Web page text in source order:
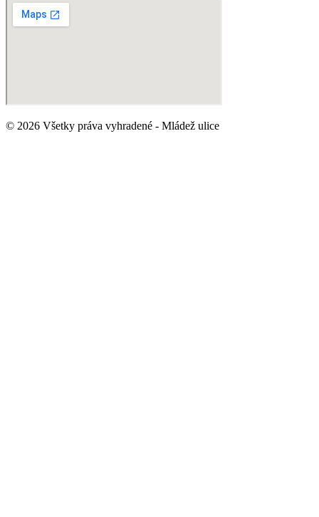
© 2026 Všetky práva vyhradené - Mládež ulice